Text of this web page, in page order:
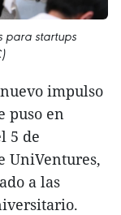
para startups
impulso
puso en
5 de
UniVentures,
a las